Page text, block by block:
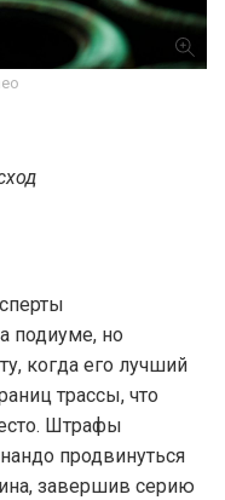
подиуме, но
когда его лучший
трассы, что
Штрафы
продвинуться
завершив серию